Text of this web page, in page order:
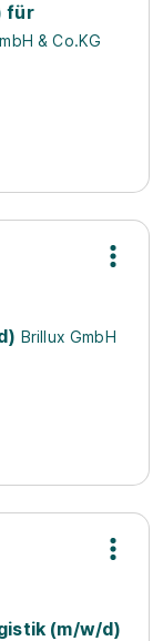
für
& Co.KG
Brillux GmbH
(m/w/d)